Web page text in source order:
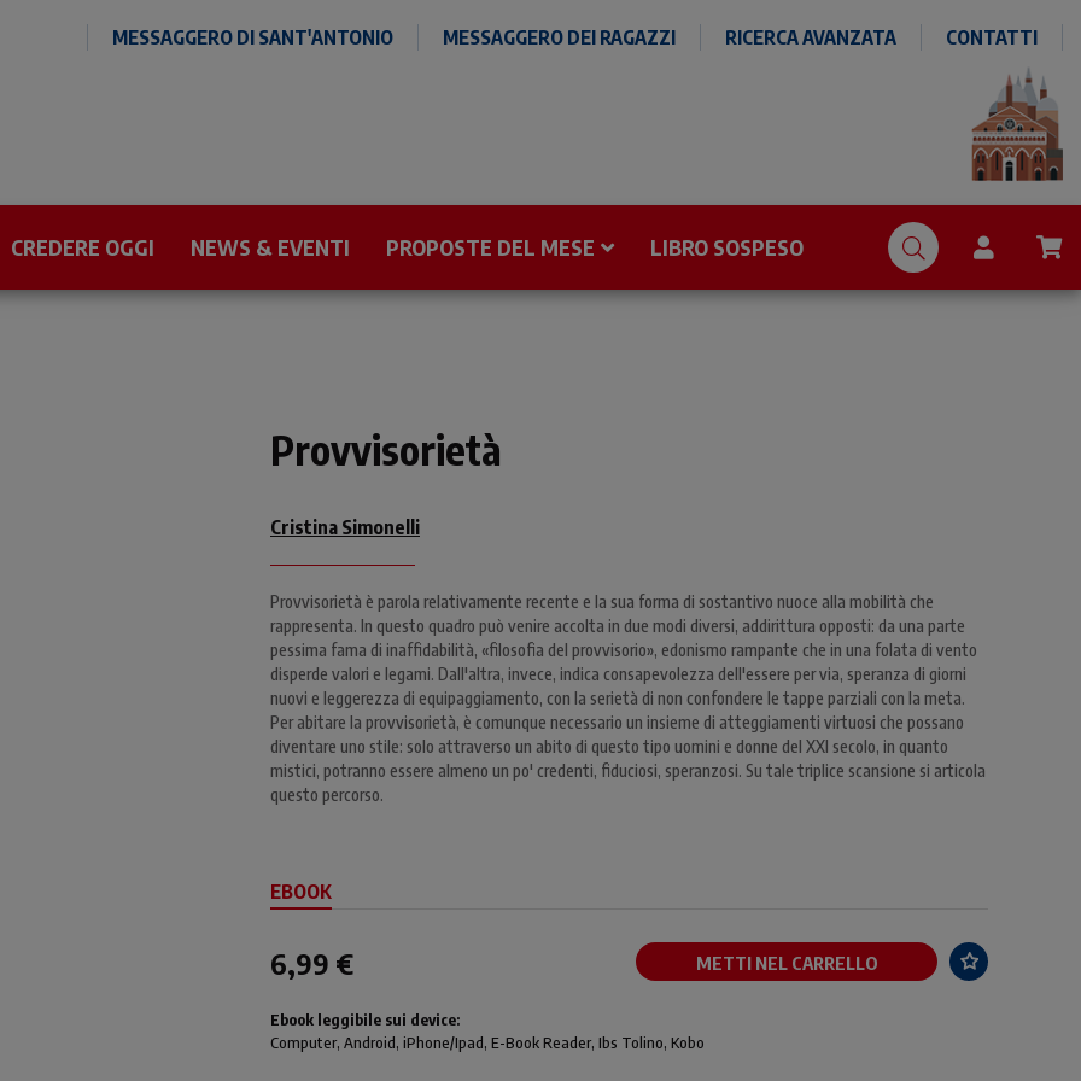
MESSAGGERO DI SANT'ANTONIO MESSAGGERO DEI RAGAZZI RICERCA AVANZATA CONTATTI
CREDERE OGGI NEWS & EVENTI PROPOSTE DEL MESE LIBRO SOSPESO
Provvisorietà
Cristina Simonelli
Provvisorietà è parola relativamente recente e la sua forma di sostantivo nuoce alla mobilità che
rappresenta. In questo quadro può venire accolta in due modi diversi, addirittura opposti: da una parte
pessima fama di inaffidabilità, «filosofia del provvisorio», edonismo rampante che in una folata di vento
disperde valori e legami. Dall'altra, invece, indica consapevolezza dell'essere per via, speranza di giorni
nuovi e leggerezza di equipaggiamento, con la serietà di non confondere le tappe parziali con la meta.
Per abitare la provvisorietà, è comunque necessario un insieme di atteggiamenti virtuosi che possano
diventare uno stile: solo attraverso un abito di questo tipo uomini e donne del XXI secolo, in quanto
mistici, potranno essere almeno un po' credenti, fiduciosi, speranzosi. Su tale triplice scansione si articola
questo percorso.
EBOOK
6,99 € METTI NEL CARRELLO
Ebook leggibile sui device:
Computer, Android, iPhone/Ipad, E-Book Reader, Ibs Tolino, Kobo